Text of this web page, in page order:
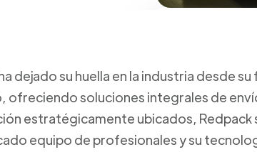
dejado su huella en la industria desde
soluciones integrales de
estratégicamente ubicados,
equipo de profesionales y su